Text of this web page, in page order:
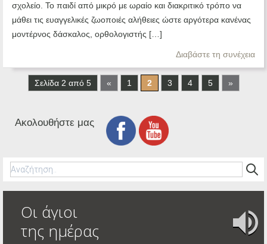
σχολείο. Το παιδί από μικρό με ωραίο και διακριτικό τρόπο να
μάθει τις ευαγγελικές ζωοποιές αλήθειες ώστε αργότερα κανένας
μοντέρνος δάσκαλος, ορθολογιστής […]
Διαβάστε τη συνέχεια
Σελίδα 2 από 5 « 1 2 3 4 5 »
Ακολουθήστε μας
Οι άγιοι
της ημέρας